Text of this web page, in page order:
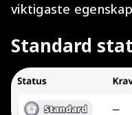
viktigaste
Standard